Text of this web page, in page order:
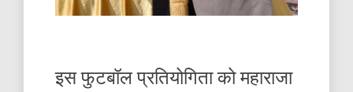
इस फुटबॉल प्रतियोगिता को महाराजा